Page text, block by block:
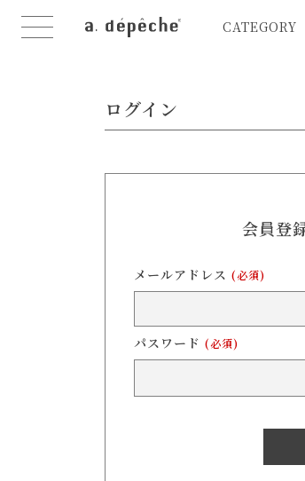
CATEGORY
ログイン
会員登
メールアドレス (必須)
パスワード (必須)